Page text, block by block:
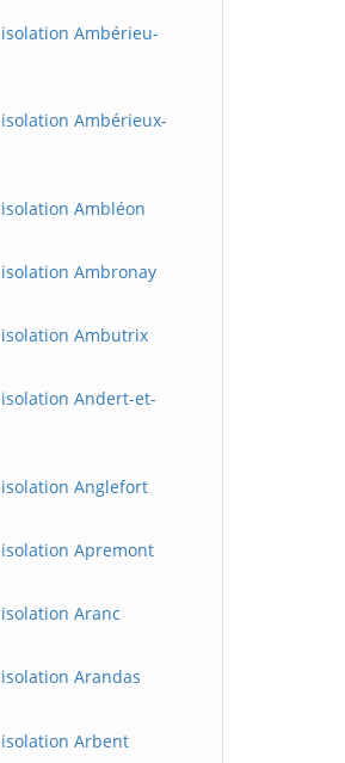
Ambérieu-
Ambérieux-
Ambléon
Ambronay
Ambutrix
Andert-et-
Anglefort
Apremont
Aranc
Arandas
Arbent